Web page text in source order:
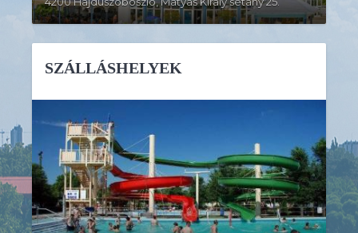
SZÁLLÁSHELYEK
RÉSZLETEK